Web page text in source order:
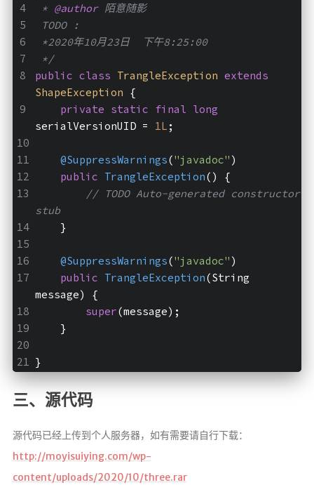
* @author 陌意随影
TODO :
*2020年10月23日  下午8:25:00
*/
public class TrangleException extends
ShapeException {
private static final long
serialVersionUID = 1L ;
@SuppressWarnings("javadoc" )
public TrangleException()
{
// TODO Auto-generated constructor
stub
    }
@SuppressWarnings("javadoc" )
public TrangleException(String
message)
{
super(message);
    }
}
三、源代码
源代码已经上传到个人服务器，如有需要请自行下载：
http://moyisuiying.com/wp-
content/uploads/2020/10/three.rar